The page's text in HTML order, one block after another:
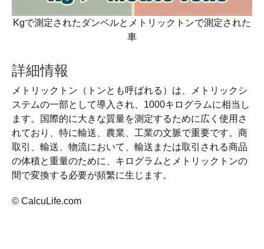
Kgで測定されたダンベルとメトリックトンで測定された
車
詳細情報
メトリックトン（トンとも呼ばれる）は、メトリックシ
ステムの一部として導入され、1000キログラムに相当し
ます。国際的に大きな質量を測定するために広く使用さ
れており、特に輸送、農業、工業の文脈で重要です。商
取引、輸送、物流において、輸送または取引される商品
の体積と重量のために、キログラムとメトリックトンの
間で変換する必要が頻繁に生じます。
© CalcuLife.com